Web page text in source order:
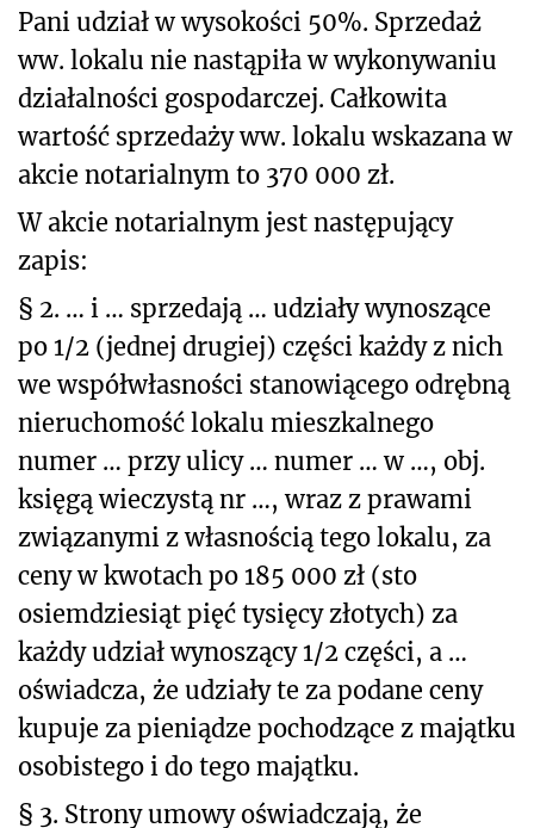
Pani udział w wysokości 50%. Sprzedaż
ww. lokalu nie nastąpiła w wykonywaniu
działalności gospodarczej. Całkowita
wartość sprzedaży ww. lokalu wskazana w
akcie notarialnym to 370 000 zł.
W akcie notarialnym jest następujący
zapis:
§ 2. … i … sprzedają … udziały wynoszące
po 1/2 (jednej drugiej) części każdy z nich
we współwłasności stanowiącego odrębną
nieruchomość lokalu mieszkalnego
numer … przy ulicy … numer … w …, obj.
księgą wieczystą nr …, wraz z prawami
związanymi z własnością tego lokalu, za
ceny w kwotach po 185 000 zł (sto
osiemdziesiąt pięć tysięcy złotych) za
każdy udział wynoszący 1/2 części, a …
oświadcza, że udziały te za podane ceny
kupuje za pieniądze pochodzące z majątku
osobistego i do tego majątku.
§ 3. Strony umowy oświadczają, że